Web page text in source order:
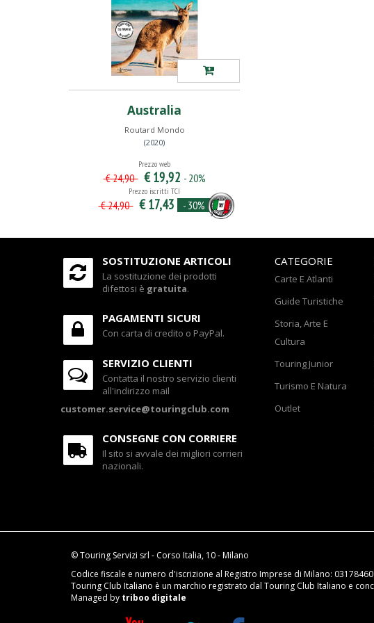
Australia
Routard Mondo
(2020)
Prezzo web
€ 24,90 € 19,92 - 20%
Prezzo iscritti TCI
€ 24,90 € 17,43 - 30%
SOSTITUZIONE ARTICOLI
La sostituzione dei prodotti
difettosi è gratuita.
PAGAMENTI SICURI
Con carta di credito o PayPal.
SERVIZIO CLIENTI
Contatta il nostro servizio clienti
all'indirizzo mail
customer.service@touringclub.com
CONSEGNE CON CORRIERE
Il sito si avvale dei migliori corrieri
nazionali.
CATEGORIE
Carte E Atlanti
Guide Turistiche
Storia, Arte E
Cultura
Touring Junior
Turismo E Natura
Outlet
© Touring Servizi srl - Corso Italia, 10 - Milano
Codice fiscale e numero d'iscrizione al Registro Imprese di Milano:
Touring Club Italiano è un marchio registrato dal Touring Club Italiano e
Managed by triboo digitale